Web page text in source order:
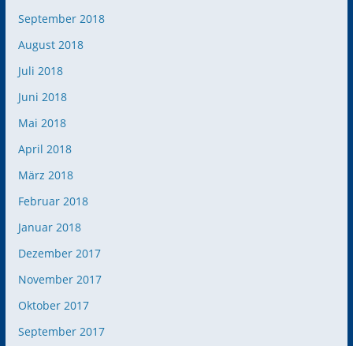
September 2018
August 2018
Juli 2018
Juni 2018
Mai 2018
April 2018
März 2018
Februar 2018
Januar 2018
Dezember 2017
November 2017
Oktober 2017
September 2017